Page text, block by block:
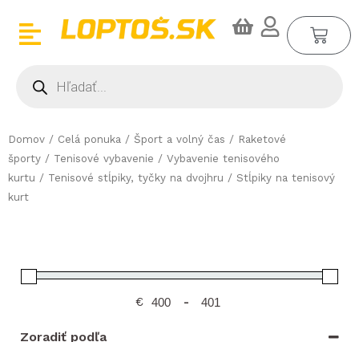
Domov / Celá ponuka / Šport a volný čas / Raketové
športy / Tenisové vybavenie / Vybavenie tenisového
kurtu / Tenisové stĺpiky, tyčky na dvojhru / Stĺpiky na tenisový
kurt
€ -
Zoradiť podľa